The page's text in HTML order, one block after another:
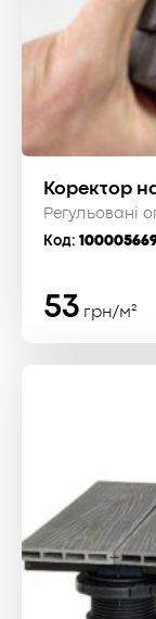
Коректор
Регульовані
Код:
53 грн/м²